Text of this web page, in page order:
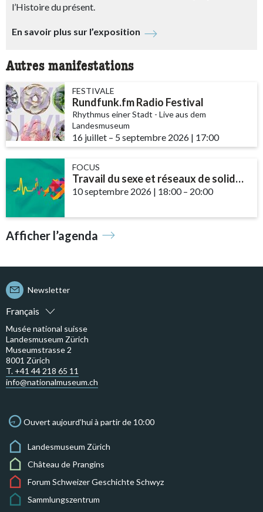
l’Histoire du présent.
En savoir plus sur l’exposition
Autres manifestations
FESTIVALE
Rundfunk.fm Radio Festival
Rhythmus einer Stadt - Live aus dem
Landesmuseum
16 juillet accessibility.time_to
– 5 septembre 2026 | 17:00
FOCUS
Travail du sexe et réseaux de solidarité – le rôle des communautés et des ...
10 septembre 2026 | 18:00– 20:00
Afficher l’agenda
Français
Newsletter
Musée national suisse
Landesmuseum Zürich
Museumstrasse 2
8001 Zürich
T. +41 44 218 65 11
info@nationalmuseum.ch
Ouvert aujourd’hui à partir de 10:00
Landesmuseum Zürich
Château de Prangins
Forum Schweizer Geschichte Schwyz
Sammlungszentrum